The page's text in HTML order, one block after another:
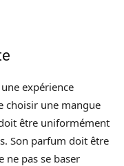
expérience
choisir une mangue
être uniformément
Son parfum doit être
ne pas se baser